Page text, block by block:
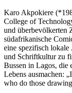
Karo Akpokiere
College of
und überbevölkerten
südafrikanische
eine spezifisch
und Schriftkultur zu
Bussen in Lagos, die
Lebens ausmachen:
who do those